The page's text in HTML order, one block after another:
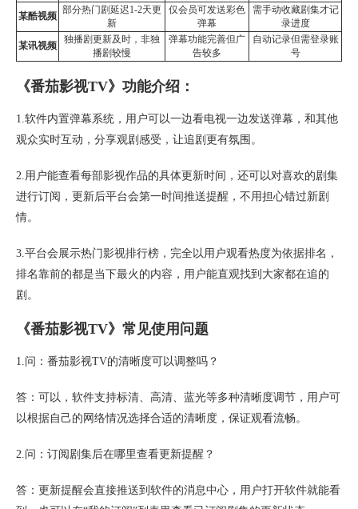
某酷视频
部分热门剧延迟1-2天更
新
仅会员可发送彩色
弹幕
需手动收藏剧集才记
录进度
某讯视频
独播剧更新及时，非独
播剧较慢
弹幕功能完善但广
告较多
自动记录但需登录账
号
《番茄影视TV》功能介绍：
1.软件内置弹幕系统，用户可以一边看电视一边发送弹幕，和其他
观众实时互动，分享观剧感受，让追剧更有氛围。
2.用户能查看每部影视作品的具体更新时间，还可以对喜欢的剧集
进行订阅，更新后平台会第一时间推送提醒，不用担心错过新剧
情。
3.平台会展示热门影视排行榜，完全以用户观看热度为依据排名，
排名靠前的都是当下最火的内容，用户能直观找到大家都在追的
剧。
《番茄影视TV》常见使用问题
1.问：番茄影视TV的清晰度可以调整吗？
答：可以，软件支持标清、高清、蓝光等多种清晰度调节，用户可
以根据自己的网络情况选择合适的清晰度，保证观看流畅。
2.问：订阅剧集后在哪里查看更新提醒？
答：更新提醒会直接推送到软件的消息中心，用户打开软件就能看